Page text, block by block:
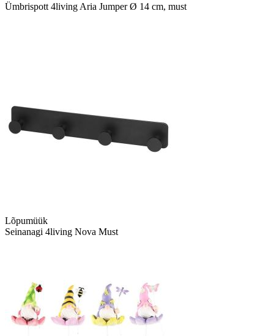
Ümbrispott 4living Aria Jumper Ø 14 cm, must
Lõpumüük
Seinanagi 4living Nova Must